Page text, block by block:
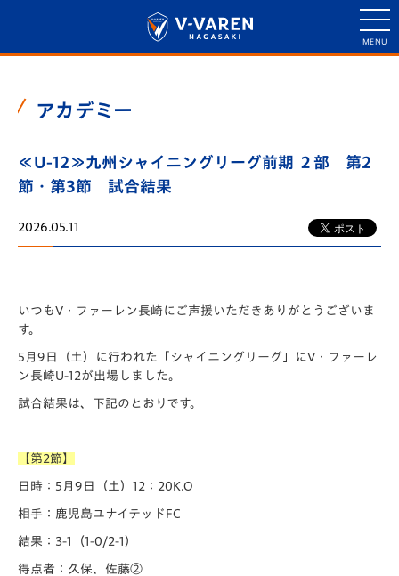
アカデミー
≪U-12≫九州シャイニングリーグ前期 ２部 第2
節・第3節 試合結果
2026.05.11
いつもV・ファーレン長崎にご声援いただきありがとうございま
す。
5月9日（土）に行われた「️シャイニングリーグ」にV・ファーレ
ン長崎U-12が出場しました。
試合結果は、下記のとおりです。
【第2節】
日時：5月9日（土）12：20K.O
相手：鹿児島ユナイテッドFC
結果：3-1（1-0/2-1）
得点者：久保、佐藤②